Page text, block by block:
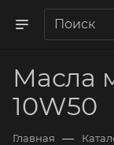
Масла
10W50
Главная —